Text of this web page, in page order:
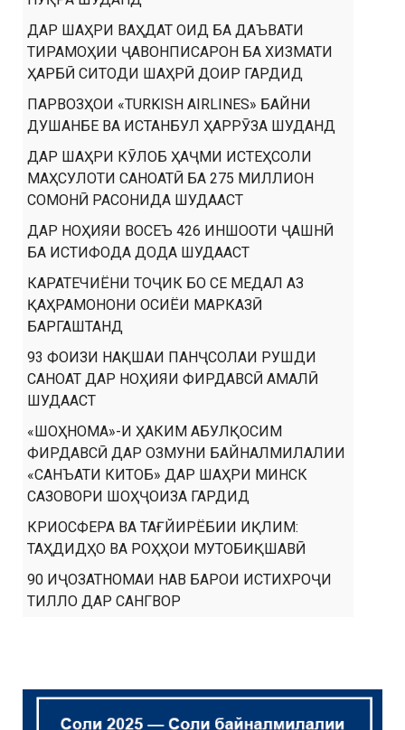
ДАР ШАҲРИ ВАҲДАТ ОИД БА ДАЪВАТИ
ТИРАМОҲИИ ҶАВОНПИСАРОН БА ХИЗМАТИ
ҲАРБӢ СИТОДИ ШАҲРӢ ДОИР ГАРДИД
ПАРВОЗҲОИ «TURKISH AIRLINES» БАЙНИ
ДУШАНБЕ ВА ИСТАНБУЛ ҲАРРӮЗА ШУДАНД
ДАР ШАҲРИ КӮЛОБ ҲАҶМИ ИСТЕҲСОЛИ
МАҲСУЛОТИ САНОАТӢ БА 275 МИЛЛИОН
СОМОНӢ РАСОНИДА ШУДААСТ
ДАР НОҲИЯИ ВОСЕЪ 426 ИНШООТИ ҶАШНӢ
БА ИСТИФОДА ДОДА ШУДААСТ
КАРАТЕЧИЁНИ ТОҶИК БО СЕ МЕДАЛ АЗ
ҚАҲРАМОНОНИ ОСИЁИ МАРКАЗӢ
БАРГАШТАНД
93 ФОИЗИ НАҚШАИ ПАНҶСОЛАИ РУШДИ
САНОАТ ДАР НОҲИЯИ ФИРДАВСӢ АМАЛӢ
ШУДААСТ
«ШОҲНОМА»-И ҲАКИМ АБУЛҚОСИМ
ФИРДАВСӢ ДАР ОЗМУНИ БАЙНАЛМИЛАЛИИ
«САНЪАТИ КИТОБ» ДАР ШАҲРИ МИНСК
САЗОВОРИ ШОҲҶОИЗА ГАРДИД
КРИОСФЕРА ВА ТАҒЙИРЁБИИ ИҚЛИМ:
ТАҲДИДҲО ВА РОҲҲОИ МУТОБИҚШАВӢ
90 ИҶОЗАТНОМАИ НАВ БАРОИ ИСТИХРОҶИ
ТИЛЛО ДАР САНГВОР